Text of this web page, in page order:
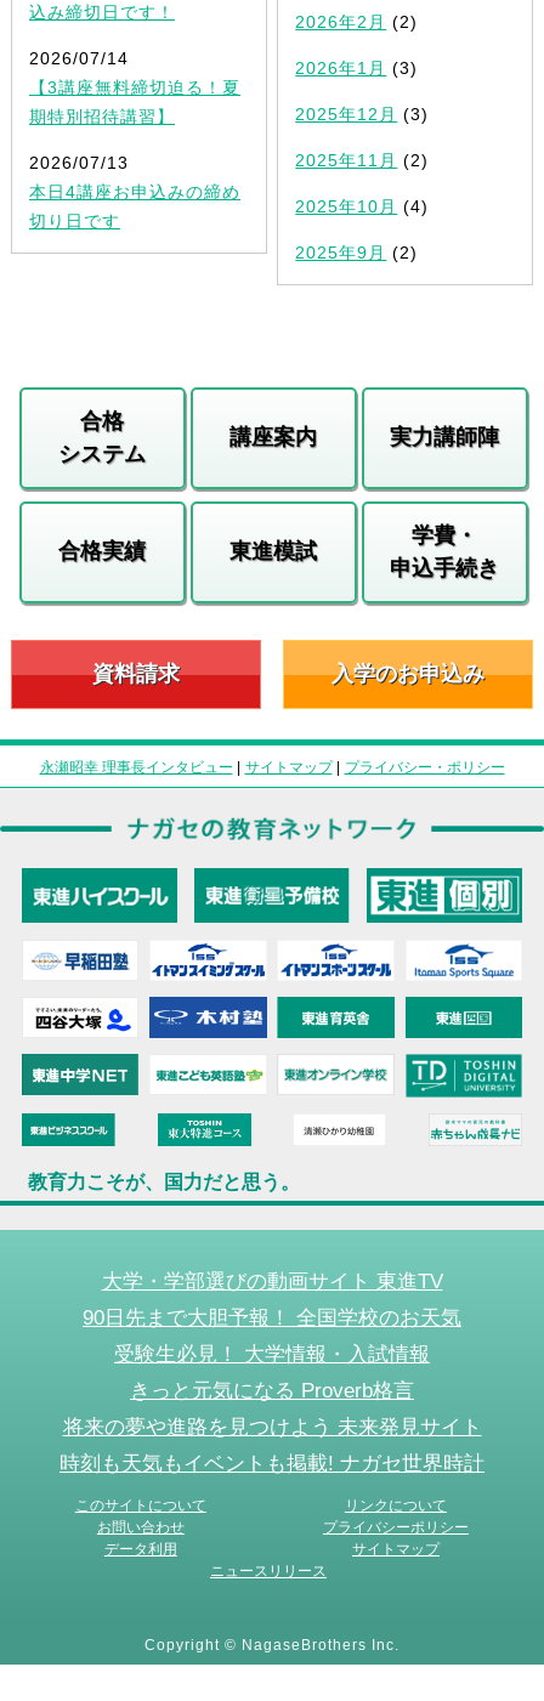
込み締切日です！
2026/07/14
【3講座無料締切迫る！夏
期特別招待講習】
2026/07/13
本日4講座お申込みの締め
切り日です
2026年2月 (2)
2026年1月 (3)
2025年12月 (3)
2025年11月 (2)
2025年10月 (4)
2025年9月 (2)
合格
システム
講座案内 実力講師陣
合格実績 東進模試
学費・
申込手続き
資料請求 入学のお申込み
永瀬昭幸 理事長インタビュー | サイトマップ| プライバシー・ポリシー
教育力こそが、国力だと思う。
大学・学部選びの動画サイト 東進TV
90日先まで大胆予報！ 全国学校のお天気
受験生必見！ 大学情報・入試情報
きっと元気になる Proverb格言
将来の夢や進路を見つけよう 未来発見サイト
時刻も天気もイベントも掲載! ナガセ世界時計
このサイトについて
リンクについて
お問い合わせ
プライバシーポリシー
データ利用
サイトマップ
ニュースリリース
Copyright © NagaseBrothers Inc.